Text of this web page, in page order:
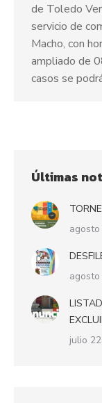
de Toledo
servicio de
Macho, con
ampliado de
casos se
Últimas
julio